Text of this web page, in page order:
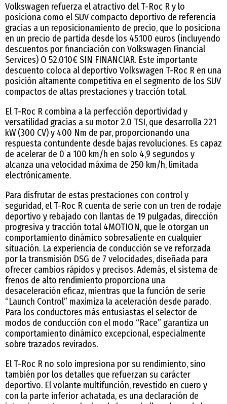
Volkswagen refuerza el atractivo del T-Roc R y lo
posiciona como el SUV compacto deportivo de referencia
gracias a un reposicionamiento de precio, que lo posiciona
en un precio de partida desde los 45.100 euros (incluyendo
descuentos por financiación con Volkswagen Financial
Services) O 52.010€ SIN FINANCIAR. Este importante
descuento coloca al deportivo Volkswagen T-Roc R en una
posición altamente competitiva en el segmento de los SUV
compactos de altas prestaciones y tracción total.
El T-Roc R combina a la perfección deportividad y
versatilidad gracias a su motor 2.0 TSI, que desarrolla 221
kW (300 CV) y 400 Nm de par, proporcionando una
respuesta contundente desde bajas revoluciones. Es capaz
de acelerar de 0 a 100 km/h en solo 4,9 segundos y
alcanza una velocidad máxima de 250 km/h, limitada
electrónicamente.
Para disfrutar de estas prestaciones con control y
seguridad, el T-Roc R cuenta de serie con un tren de rodaje
deportivo y rebajado con llantas de 19 pulgadas, dirección
progresiva y tracción total 4MOTION, que le otorgan un
comportamiento dinámico sobresaliente en cualquier
situación. La experiencia de conducción se ve reforzada
por la transmisión DSG de 7 velocidades, diseñada para
ofrecer cambios rápidos y precisos. Además, el sistema de
frenos de alto rendimiento proporciona una
desaceleración eficaz, mientras que la función de serie
“Launch Control” maximiza la aceleración desde parado.
Para los conductores más entusiastas el selector de
modos de conducción con el modo “Race” garantiza un
comportamiento dinámico excepcional, especialmente
sobre trazados revirados.
El T-Roc R no solo impresiona por su rendimiento, sino
también por los detalles que refuerzan su carácter
deportivo. El volante multifunción, revestido en cuero y
con la parte inferior achatada, es una declaración de